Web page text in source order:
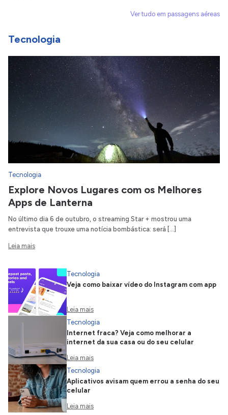
Ver tudo em passagens aéreas
Tecnologia
Tecnologia
Explore Novos Lugares com os Melhores
Apps de Lanterna
No último dia 6 de outubro, o streaming Star + mostrou uma
entrevista que trouxe uma notícia bombástica: será […]
Leia mais
Tecnologia
Veja como baixar vídeo do Instagram com app
Leia mais
Tecnologia
Internet fraca? Veja como melhorar a
internet da sua casa ou do seu celular
Leia mais
Tecnologia
Aplicativos avisam quem errou a senha do seu
celular
Leia mais